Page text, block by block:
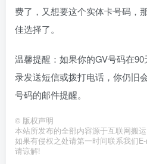
费了，又想要这个实体卡号码，
佳选择了。
温馨提醒：如果你的GV号码在
录发送短信或拨打电话，你仍旧
号码的邮件提醒。
© 版权声明
本站所发布的全部内容源于互联网搬
如果有侵权之处请第一时间联系我们
请谅解!